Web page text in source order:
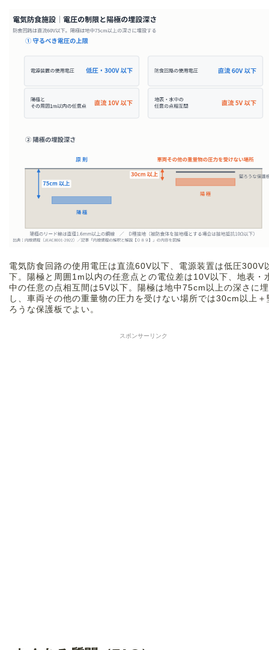
電気防食回路の使用電圧は直流60V以下、電源装置は低圧300V
下。陽極と周囲1m以内の任意点との電位差は10V以下、地表・
中の任意の点相互間は5V以下。陽極は地中75cm以上の深さに
し、車両その他の重量物の圧力を受けない場所では30cm以上＋
ろうな保護板でよい。
スポンサーリンク